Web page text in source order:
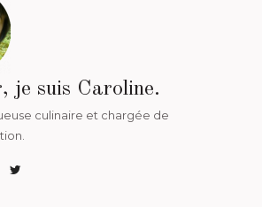
je suis Caroline.
culinaire et chargée de